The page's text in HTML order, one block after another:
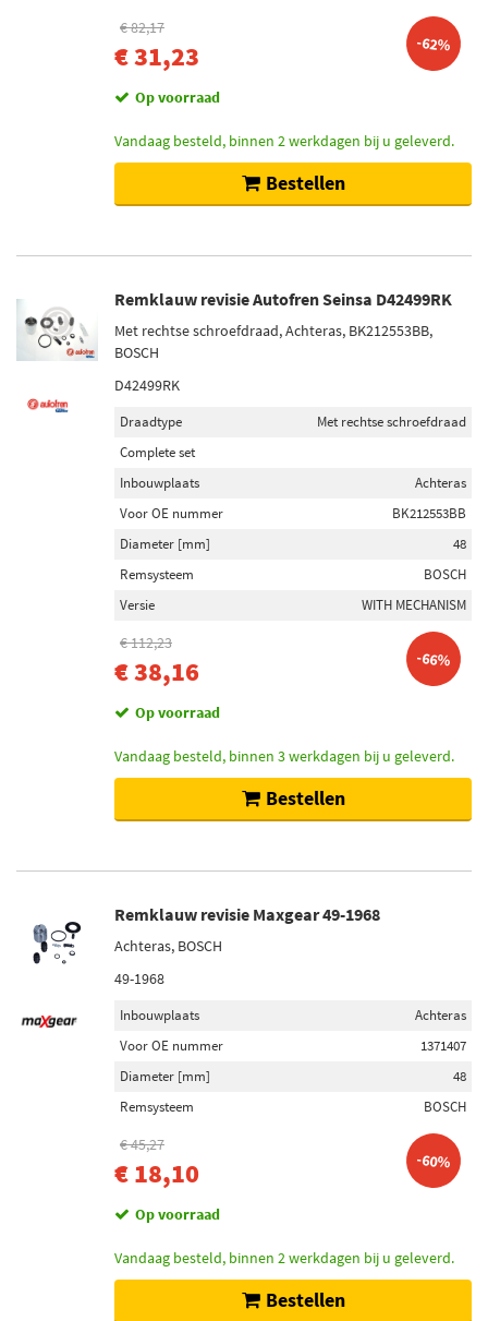
€ 82,17
€ 31,23 -62%
Op voorraad
Vandaag besteld, binnen 2 werkdagen bij u geleverd.
Bestellen
Remklauw revisie Autofren Seinsa D42499RK
Met rechtse schroefdraad, Achteras, BK212553BB,
BOSCH
D42499RK
Draadtype
Met rechtse schroefdraad
Complete set
Inbouwplaats
Achteras
Voor OE nummer
BK212553BB
Diameter [mm]
48
Remsysteem
BOSCH
Versie
WITH MECHANISM
€ 112,23
€ 38,16 -66%
Op voorraad
Vandaag besteld, binnen 3 werkdagen bij u geleverd.
Bestellen
Remklauw revisie Maxgear 49-1968
Achteras, BOSCH
49-1968
Inbouwplaats
Achteras
Voor OE nummer
1371407
Diameter [mm]
48
Remsysteem
BOSCH
€ 45,27
€ 18,10 -60%
Op voorraad
Vandaag besteld, binnen 2 werkdagen bij u geleverd.
Bestellen